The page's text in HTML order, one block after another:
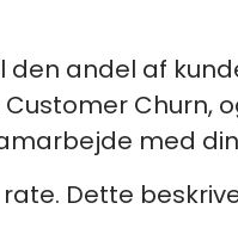
den andel af
Churn,
med
Dette